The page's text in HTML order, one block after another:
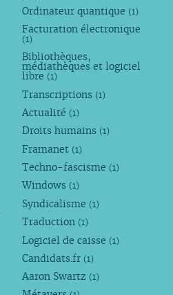
Ordinateur quantique (1)
Facturation électronique
(1)
Bibliothèques,
médiathèques et logiciel
libre (1)
Transcriptions (1)
Actualité (1)
Droits humains (1)
Framanet (1)
Techno-fascisme (1)
Windows (1)
Syndicalisme (1)
Traduction (1)
Logiciel de caisse (1)
Candidats.fr (1)
Aaron Swartz (1)